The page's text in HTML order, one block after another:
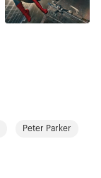
Peter Parker